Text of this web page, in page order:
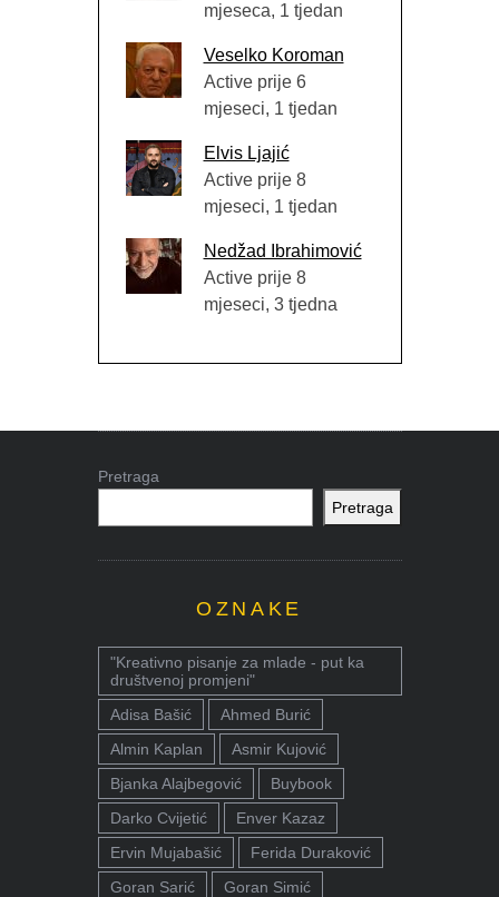
mjeseca, 1 tjedan
Veselko Koroman
Active prije 6
mjeseci, 1 tjedan
Elvis Ljajić
Active prije 8
mjeseci, 1 tjedan
Nedžad Ibrahimović
Active prije 8
mjeseci, 3 tjedna
Pretraga
Pretraga
OZNAKE
"Kreativno pisanje za mlade - put ka
društvenoj promjeni"
Adisa Bašić
Ahmed Burić
Almin Kaplan
Asmir Kujović
Bjanka Alajbegović
Buybook
Darko Cvijetić
Enver Kazaz
Ervin Mujabašić
Ferida Duraković
Goran Sarić
Goran Simić